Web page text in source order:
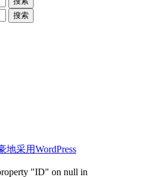
地采用WordPress
"ID" on null in